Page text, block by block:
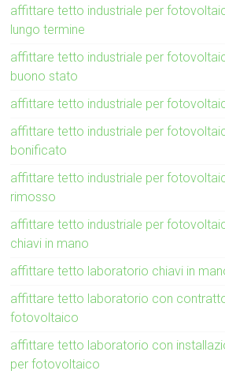
affittare tetto industriale per
lungo termine
affittare tetto industriale per
buono stato
affittare tetto industriale per
affittare tetto industriale per
bonificato
affittare tetto industriale per
rimosso
affittare tetto industriale per
chiavi in mano
affittare tetto laboratorio chiavi in
affittare tetto laboratorio con
fotovoltaico
affittare tetto laboratorio con
per fotovoltaico